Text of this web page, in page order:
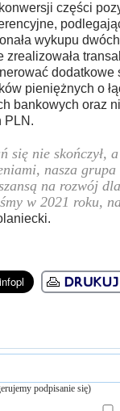
części
wykupu
zrealizowała
pieniężnych o
bankowych oraz
PLN.
się nie skończył,
nasza
na rozwój
w 2021 roku,
podpisanie się)